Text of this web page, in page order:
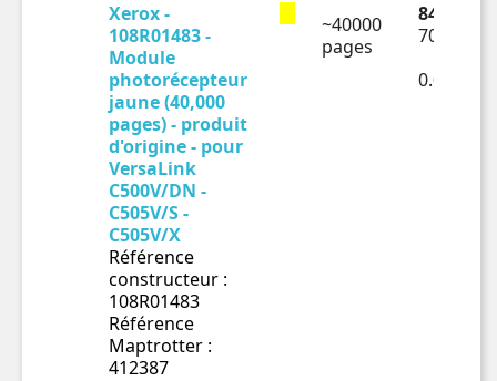
Xerox -
108R01483 -
Module
photorécepteur
jaune (40,000
pages) - produit
d'origine - pour
VersaLink
C500V/DN -
C505V/S -
C505V/X
Référence
constructeur :
108R01483
Référence
Maptrotter :
412387
~40000
pages
84.35 €
70.29 €